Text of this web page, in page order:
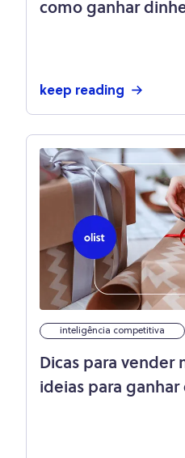
como ganhar
keep reading
inteligência competitiva
Dicas para vender
ideias para